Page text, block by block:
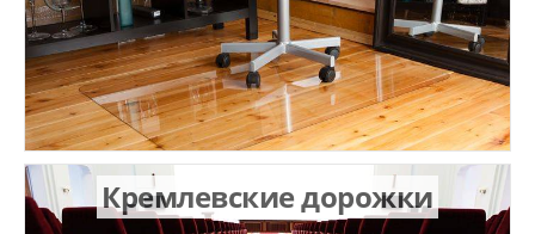
Кремлевские дорожки